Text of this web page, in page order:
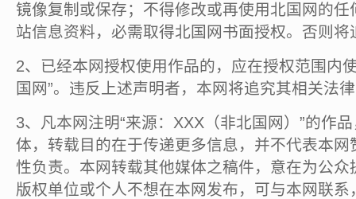
镜像复制或保存；不得修改或再使用北国网的
站信息资料，必需取得北国网书面授权。否则将
2、已经本网授权使用作品的，应在授权范围内
国网”。违反上述声明者，本网将追究其相关法
3、凡本网注明“来源：XXX（非北国网）”的作
体，转载目的在于传递更多信息，并不代表本
性负责。本网转载其他媒体之稿件，意在为公
版权单位或个人不想在本网发布，可与本网联